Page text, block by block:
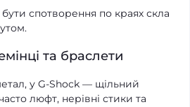
спотворення по краях скла
та браслети
у G-Shock — щільний
люфт, нерівні стики та